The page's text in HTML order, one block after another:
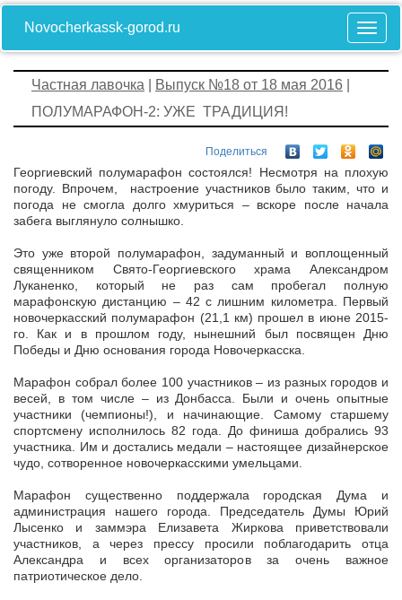
Novocherkassk-gorod.ru
Частная лавочка Выпуск №18 от 18 мая 2016
ПОЛУМАРАФОН-2: УЖЕ ТРАДИЦИЯ!
Поделиться
Георгиевский полумарафон состоялся! Несмотря на плохую
погоду. Впрочем, настроение участников было таким, что и
погода не смогла долго хмуриться – вскоре после начала
забега выглянуло солнышко.
Это уже второй полумарафон, задуманный и воплощенный
священником Свято-Георгиевского храма Александром
Луканенко, который не раз сам пробегал полную
марафонскую дистанцию – 42 с лишним километра. Первый
новочеркасский полумарафон (21,1 км) прошел в июне 2015-
го. Как и в прошлом году, нынешний был посвящен Дню
Победы и Дню основания города Новочеркасска.
Марафон собрал более 100 участников – из разных городов и
весей, в том числе – из Донбасса. Были и очень опытные
участники (чемпионы!), и начинающие. Самому старшему
спортсмену исполнилось 82 года. До финиша добрались 93
участника. Им и достались медали – настоящее дизайнерское
чудо, сотворенное новочеркасскими умельцами.
Марафон существенно поддержала городская Дума и
администрация нашего города. Председатель Думы Юрий
Лысенко и заммэра Елизавета Жиркова приветствовали
участников, а через прессу просили поблагодарить отца
Александра и всех организаторов за очень важное
патриотическое дело.